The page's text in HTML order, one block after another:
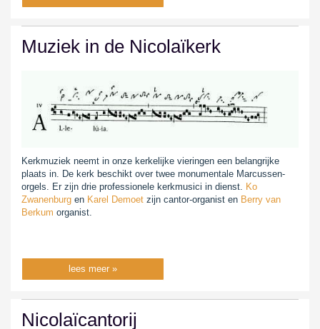
Muziek in de Nicolaïkerk
Kerkmuziek neemt in onze kerkelijke vieringen een belangrijke
plaats in. De kerk beschikt over twee monumentale Marcussen-
orgels. Er zijn drie professionele kerkmusici in dienst. Ko
Zwanenburg en Karel Demoet zijn cantor-organist en Berry van
Berkum organist.
lees meer »
Nicolaïcantorij